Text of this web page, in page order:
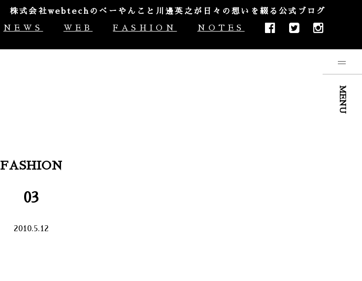
株式会社webtechのべーやんこと川邊英之が日々の想いを綴る公式ブログ
NEWS WEB FASHION NOTES
FASHION
03
2010.5.12
MENU